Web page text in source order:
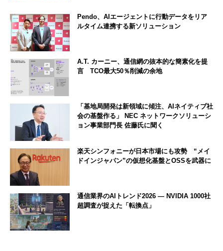
Pendo、AIエージェントに行動データをリア
ルタイム連携する新ソリューション
A.T. カーニー、通信網の抜本的な簡素化を提
言 TCO最大50％削減の余地
「基地局開発は新領域に傾注、AIネイティブ社
会の基盤作る」 NEC ネットワークソリューシ
ョン事業部門長 佐藤氏に聞く
楽天シンフォニーが日本市場にも攻勢 “メイ
ドインジャパン”の仮想化基盤とOSSを武器に
通信業界のAIトレンド2026 ― NVIDIA 1000社
超調査が捉えた「転換点」